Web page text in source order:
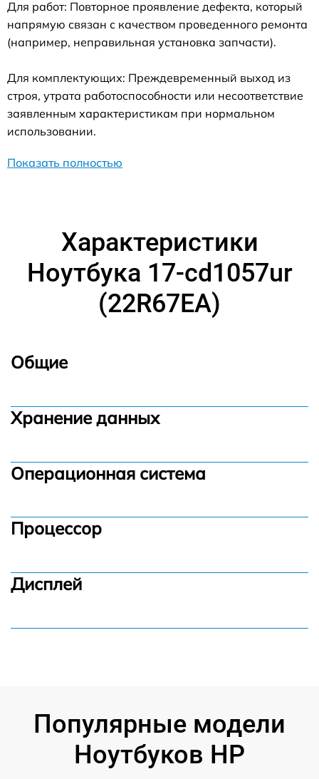
Для работ: Повторное проявление дефекта, который
напрямую связан с качеством проведенного ремонта
(например, неправильная установка запчасти).
Для комплектующих: Преждевременный выход из
строя, утрата работоспособности или несоответствие
заявленным характеристикам при нормальном
использовании.
Показать полностью
Характеристики
Ноутбука 17-cd1057ur
(22R67EA)
Общие
Хранение данных
Операционная система
Процессор
Дисплей
Популярные модели
Ноутбуков HP